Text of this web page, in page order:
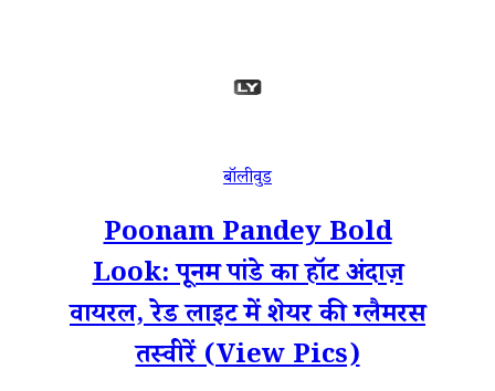
बॉलीवुड
Poonam Pandey Bold
Look: पूनम पांडे का हॉट अंदाज़
वायरल, रेड लाइट में शेयर की ग्लैमरस
तस्वीरें (View Pics)